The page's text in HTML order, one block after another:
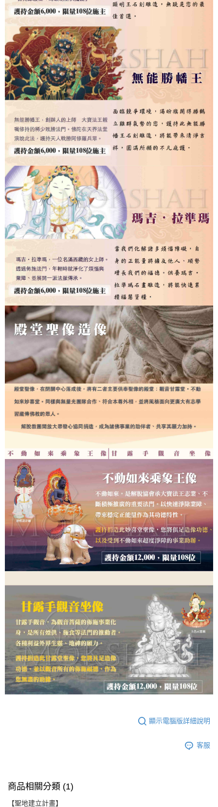
顯示電腦版詳細說明
客服
商品相關分類 (1)
【聖地建立計畫】